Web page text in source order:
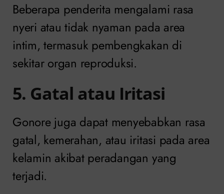
Beberapa penderita mengalami rasa
nyeri atau tidak nyaman pada area
intim, termasuk pembengkakan di
sekitar organ reproduksi.
5. Gatal atau Iritasi
Gonore juga dapat menyebabkan rasa
gatal, kemerahan, atau iritasi pada area
kelamin akibat peradangan yang
terjadi.